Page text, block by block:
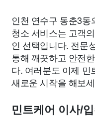
인천 연수구 동춘3
청소 서비스는 고객
인 선택입니다. 전문
통해 깨끗하고 안전
다. 여러분도 이제 민
새로운 시작을 해보
민트케어 이사/